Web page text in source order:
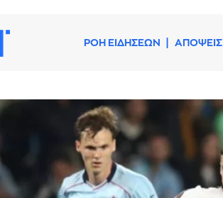
ΡΟΗ ΕΙΔΗΣΕΩΝ ΑΠΟΨΕΙΣ